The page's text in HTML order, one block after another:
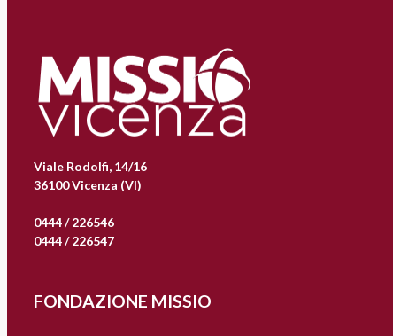
Viale Rodolfi, 14/16
36100 Vicenza (VI)
0444 / 226546
0444 / 226547
FONDAZIONE MISSIO